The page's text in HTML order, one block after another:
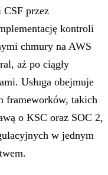
CSF przez
kontroli
chmury na AWS
aż po ciągły
Usługa obejmuje
frameworków, takich
o KSC oraz SOC 2,
w jednym